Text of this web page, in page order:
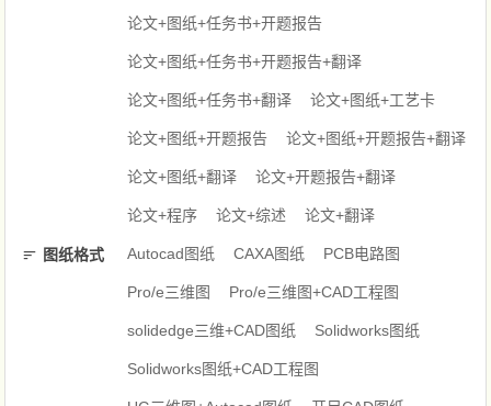
论文+图纸+任务书+开题报告
论文+图纸+任务书+开题报告+翻译
论文+图纸+任务书+翻译 论文+图纸+工艺卡
论文+图纸+开题报告 论文+图纸+开题报告+翻译
论文+图纸+翻译 论文+开题报告+翻译
论文+程序 论文+综述 论文+翻译
图纸格式 Autocad图纸 CAXA图纸 PCB电路图
Pro/e三维图 Pro/e三维图+CAD工程图
solidedge三维+CAD图纸 Solidworks图纸
Solidworks图纸+CAD工程图